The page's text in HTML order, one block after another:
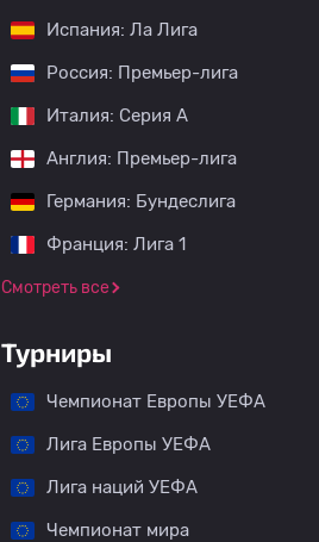
Испания: Ла Лига
Россия: Премьер-лига
Италия: Серия А
Англия: Премьер-лига
Германия: Бундеслига
Франция: Лига 1
Смотреть все
Турниры
Чемпионат Европы УЕФА
Лига Европы УЕФА
Лига наций УЕФА
Чемпионат мира